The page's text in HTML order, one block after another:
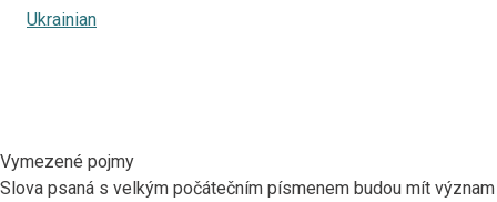
Ukrainian
Vymezené pojmy
Slova psaná s velkým počátečním písmenem budou mít význam